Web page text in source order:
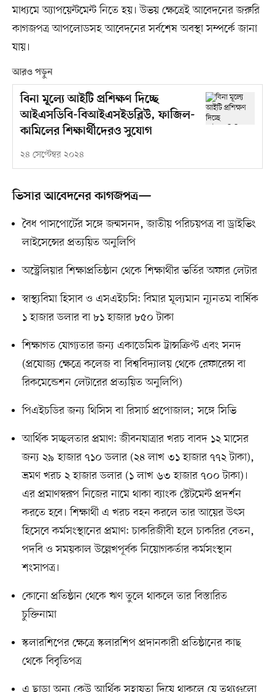
মাধ্যমে অ্যাপয়েন্টমেন্ট নিতে হয়। উভয় ক্ষেত্রেই আবেদনের জরুরি
কাগজপত্র আপলোডসহ আবেদনের সর্বশেষ অবস্থা সম্পর্কে জানা
যায়।
আরও পড়ুন
বিনা মূল্যে আইটি প্রশিক্ষণ দিচ্ছে
আইএসডিবি-বিআইএসইডব্লিউ, ফাজিল-
কামিলের শিক্ষার্থীদেরও সুযোগ
২৪ সেপ্টেম্বর ২০২৪
ভিসার আবেদনের কাগজপত্র—
বৈধ পাসপোর্টের সঙ্গে জন্মসনদ, জাতীয় পরিচয়পত্র বা ড্রাইভিং
লাইসেন্সের প্রত্যয়িত অনুলিপি
অস্ট্রেলিয়ার শিক্ষাপ্রতিষ্ঠান থেকে শিক্ষার্থীর ভর্তির অফার লেটার
স্বাস্থ্যবিমা হিসাব ও এসএইচসি: বিমার মূল্যমান ন্যূনতম বার্ষিক
১ হাজার ডলার বা ৮১ হাজার ৮৫০ টাকা
শিক্ষাগত যোগ্যতার জন্য একাডেমিক ট্রান্সক্রিপ্ট এবং সনদ
(প্রযোজ্য ক্ষেত্রে কলেজ বা বিশ্ববিদ্যালয় থেকে রেফারেন্স বা
রিকমেন্ডেশন লেটারের প্রত্যয়িত অনুলিপি)
পিএইচডির জন্য থিসিস বা রিসার্চ প্রপোজাল; সঙ্গে সিভি
আর্থিক সচ্ছলতার প্রমাণ: জীবনযাত্রার খরচ বাবদ ১২ মাসের
জন্য ২৯ হাজার ৭১০ ডলার (২৪ লাখ ৩১ হাজার ৭৭২ টাকা),
ভ্রমণ খরচ ২ হাজার ডলার (১ লাখ ৬৩ হাজার ৭০০ টাকা)।
এর প্রমাণস্বরূপ নিজের নামে থাকা ব্যাংক স্টেটমেন্ট প্রদর্শন
করতে হবে। শিক্ষার্থী এ খরচ বহন করলে তার আয়ের উৎস
হিসেবে কর্মসংস্থানের প্রমাণ: চাকরিজীবী হলে চাকরির বেতন,
পদবি ও সময়কাল উল্লেখপূর্বক নিয়োগকর্তার কর্মসংস্থান
শংসাপত্র।
কোনো প্রতিষ্ঠান থেকে ঋণ তুলে থাকলে তার বিস্তারিত
চুক্তিনামা
স্কলারশিপের ক্ষেত্রে স্কলারশিপ প্রদানকারী প্রতিষ্ঠানের কাছ
থেকে বিবৃতিপত্র